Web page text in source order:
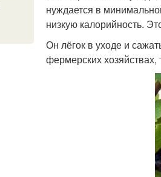
нуждается в
низкую калорийность.
Он лёгок в уходе и
фермерских хозяйствах,